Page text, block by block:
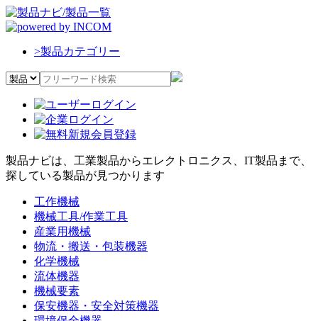
>製品カテゴリー
製品ナビは、工業製品からエレクトロニクス、IT製品まで、
探している製品が見つかります
工作機械
機械工具/作業工具
産業用機械
物流・搬送・包装機器
化学機械
流体機器
機械要素
保安機器・安全対策機器